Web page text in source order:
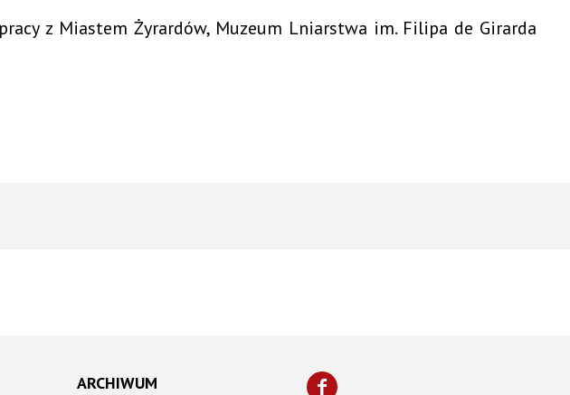
z Miastem Żyrardów, Muzeum Lniarstwa im. Filipa de Girarda
ARCHIWUM